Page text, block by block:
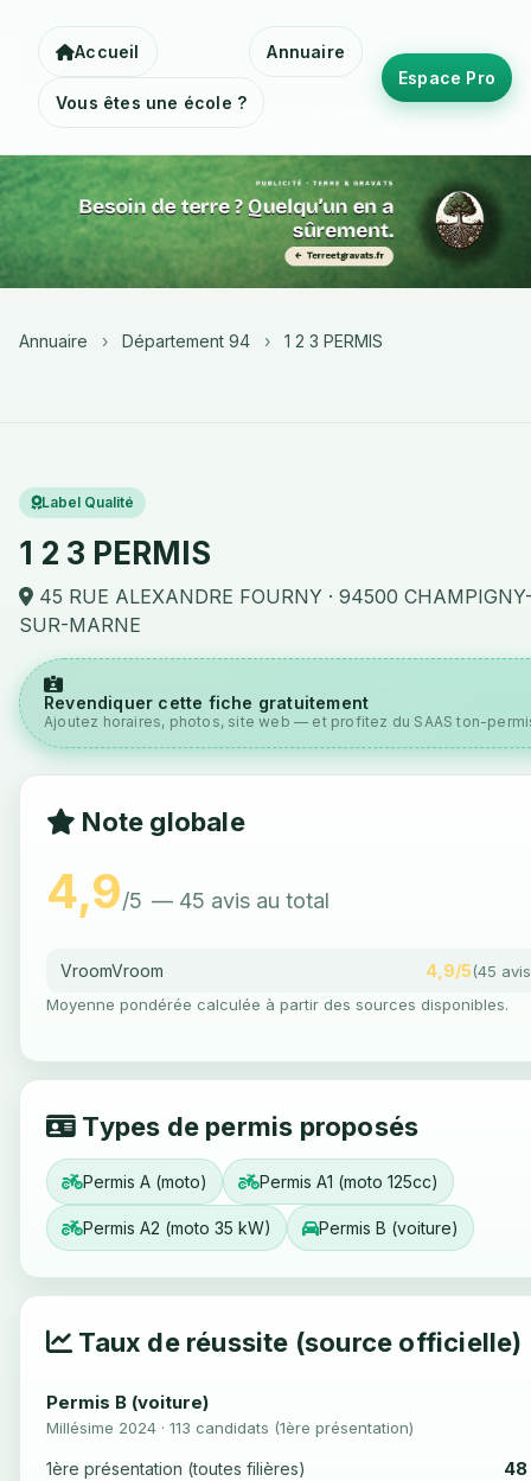
Accueil Annuaire
Vous êtes une école ?
Espace Pro
Annuaire › Département 94 › 1 2 3 PERMIS
Label Qualité
1 2 3 PERMIS
45 RUE ALEXANDRE FOURNY · 94500
SUR-MARNE
Revendiquer cette fiche gratuitement
Ajoutez horaires, photos, site web — et profitez du SAAS ton-
Note globale
4,9/5 — 45 avis au total
VroomVroom 4,9/5(45
Moyenne pondérée calculée à partir des sources disponibles.
Types de permis proposés
Permis A (moto) Permis A1 (moto 125cc)
Permis A2 (moto 35 kW) Permis B (voiture)
Taux de réussite (source officielle)
Permis B (voiture)
Millésime 2024 · 113 candidats (1ère présentation)
1ère présentation (toutes filières) 48